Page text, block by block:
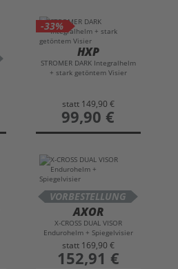
-33%
HXP
STROMER DARK Integralhelm
+ stark getöntem Visier
statt 149,90 €
preis
99,90 €
VORBESTELLUNG
AXOR
X-CROSS DUAL VISOR
Endurohelm + Spiegelvisier
statt 169,90 €
preis
152,91 €